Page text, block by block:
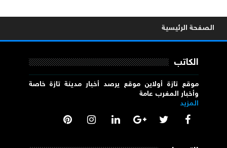
الصفحة الرئيسية
الكاتب
موقع تازة أولاين موقع يرصد أخبار مدينة تازة خاصة
وأخبار المغرب عامة
المزيد